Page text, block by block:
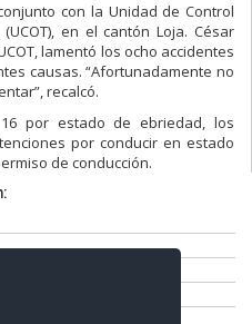
con la Unidad de Control
en el cantón Loja. César
lamentó los ocho accidentes
causas. “Afortunadamente no
recalcó.
por estado de ebriedad, los
por conducir en estado
de conducción.